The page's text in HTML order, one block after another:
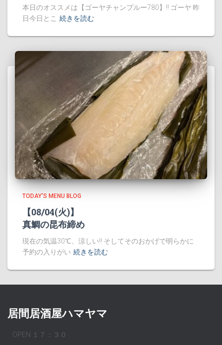
本日のオススメは【ゴーヤチャンプルー780】!! ゴーヤ 昨
日今日とこ 続きを読む
TODAY'S MENU BLOG
【08/04(火)】
真鯛の昆布締め
現在の気温30℃、涼しい!! そしてそのおかげで明らかに
予約の入りがい 続きを読む
居間居酒屋ハマヤマ
OPEN １７：３０